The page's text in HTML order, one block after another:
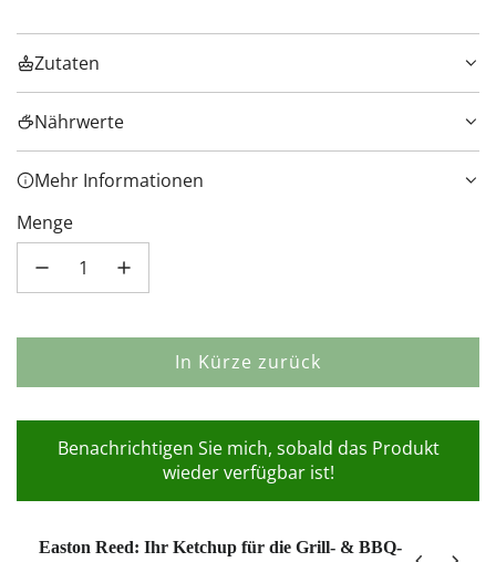
Zutaten
Nährwerte
Mehr Informationen
Menge
In Kürze zurück
L
e
n
.
Benachrichtigen Sie mich, sobald das Produkt
wieder verfügbar ist!
Easton Reed: Ihr Ketchup für die Grill- & BBQ-